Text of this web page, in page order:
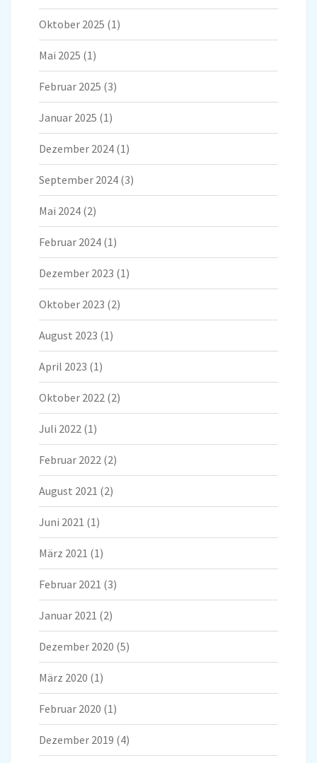
Oktober 2025 (1)
Mai 2025 (1)
Februar 2025 (3)
Januar 2025 (1)
Dezember 2024 (1)
September 2024 (3)
Mai 2024 (2)
Februar 2024 (1)
Dezember 2023 (1)
Oktober 2023 (2)
August 2023 (1)
April 2023 (1)
Oktober 2022 (2)
Juli 2022 (1)
Februar 2022 (2)
August 2021 (2)
Juni 2021 (1)
März 2021 (1)
Februar 2021 (3)
Januar 2021 (2)
Dezember 2020 (5)
März 2020 (1)
Februar 2020 (1)
Dezember 2019 (4)